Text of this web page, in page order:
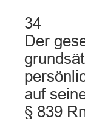
34
Der
auf
§ 839